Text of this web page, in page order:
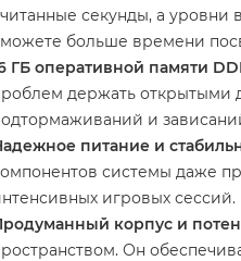
секунды, а уровни
больше времени
ГБ оперативной памяти
держать открытыми
и
питание и
системы даже
игровых сессий.
корпус и
Он